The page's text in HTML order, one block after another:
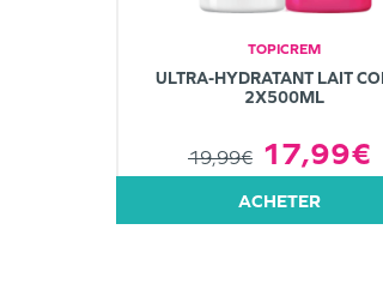
TOPICREM
ULTRA-HYDRATANT LAIT
2X500ML
19,99€ 17,99€
ACHETER